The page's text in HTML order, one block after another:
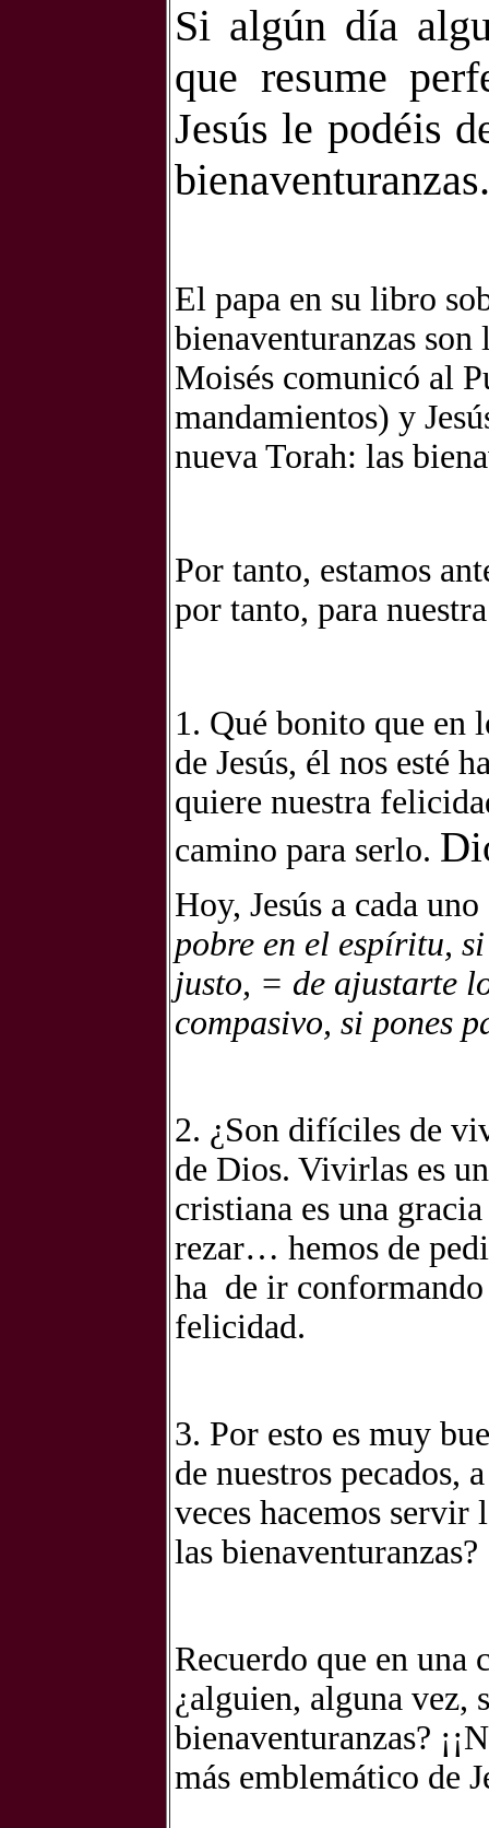
Si algún día
que resume
Jesús le podéis
bienaventuranzas.
El papa en su libro
bienaventuranzas son
Moisés comunicó al
mandamientos) y
nueva Torah: las
Por tanto, estamos
por tanto, para
1. Qué bonito que en
de Jesús, él nos esté
quiere nuestra
camino para serlo.
Hoy, Jesús a cada
pobre en el espíritu,
justo, = de ajustarte
compasivo, si pones
2. ¿Son difíciles de
de Dios. Vivirlas es
cristiana es una
rezar… hemos de
ha de ir
felicidad.
3. Por esto es muy
de nuestros pecados,
veces hacemos servir
las bienaventuranzas?
Recuerdo que en una
¿alguien, alguna vez,
bienaventuranzas?
más emblemático de